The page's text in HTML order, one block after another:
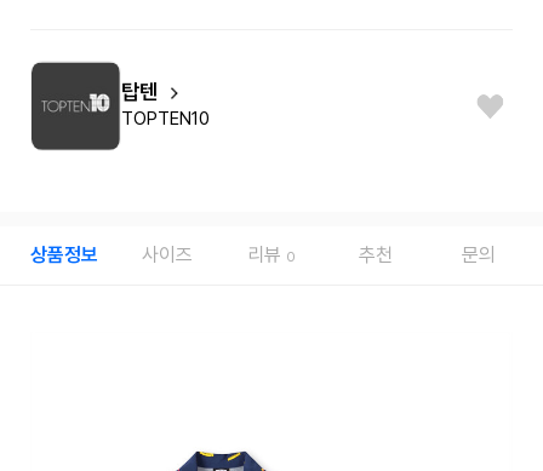
탑텐
TOPTEN10
상품정보 사이즈 리뷰 0 추천 문의